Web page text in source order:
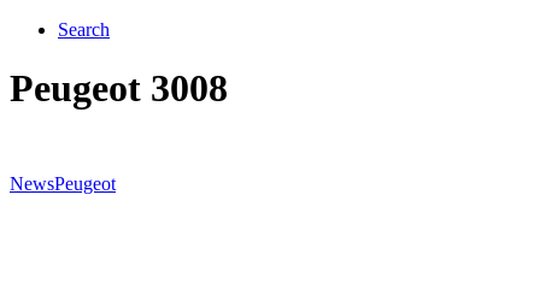
Search
Peugeot 3008
NewsPeugeot